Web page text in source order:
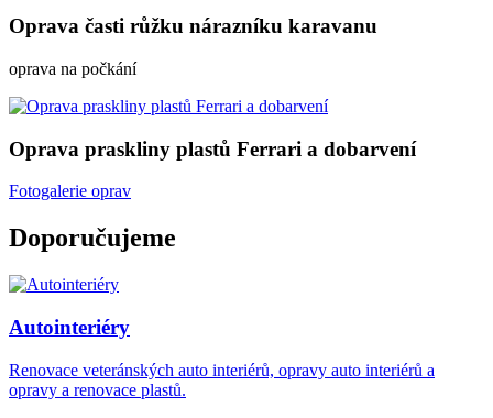
Oprava časti růžku nárazníku karavanu
oprava na počkání
Oprava praskliny plastů Ferrari a dobarvení
Fotogalerie oprav
Doporučujeme
Autointeriéry
Renovace veteránských auto interiérů, opravy auto interiérů a
opravy a renovace plastů.